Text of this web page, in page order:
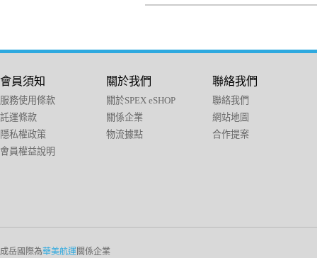
會員須知
服務使用條款
託運條款
隱私權政策
會員權益說明
關於我們
關於SPEX eSHOP
關係企業
物流據點
聯絡我們
聯絡我們
網站地圖
合作提案
成岳國際為華美航運關係企業